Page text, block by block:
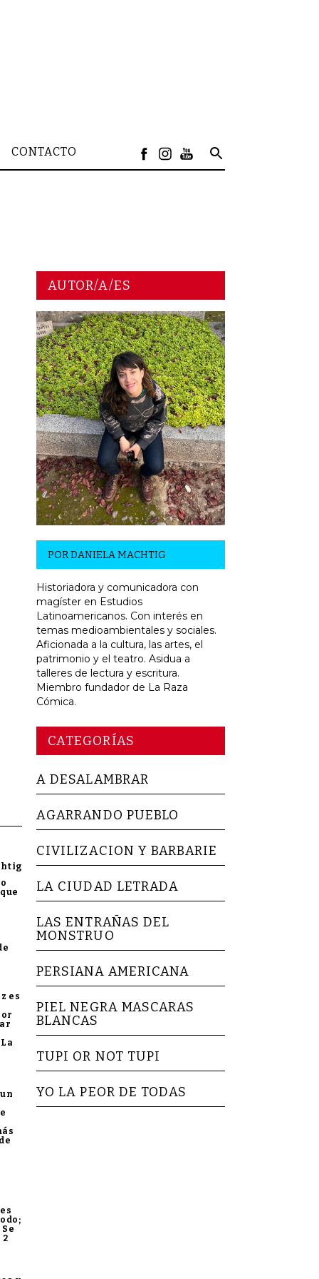
CONTACTO
es
2
AUTOR/A/ES
PORDANIELA MACHTIG
Historiadora y comunicadora con
magíster en Estudios
Latinoamericanos. Con interés en
temas medioambientales y sociales.
Aficionada a la cultura, las artes, el
patrimonio y el teatro. Asidua a
talleres de lectura y escritura.
Miembro fundador de La Raza
Cómica.
CATEGORÍAS
A DESALAMBRAR
AGARRANDO PUEBLO
CIVILIZACION Y BARBARIE
LA CIUDAD LETRADA
LAS ENTRAÑAS DEL
MONSTRUO
PERSIANA AMERICANA
PIEL NEGRA MASCARAS
BLANCAS
TUPI OR NOT TUPI
YO LA PEOR DE TODAS